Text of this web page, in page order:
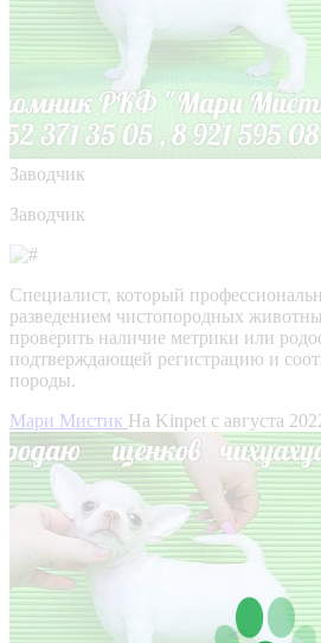
Заводчик
Заводчик
Специалист, который
разведением чистопородных
проверить наличие метрики или
подтверждающей регистрацию и
породы.
Мари Мистик На Kinpet c августа